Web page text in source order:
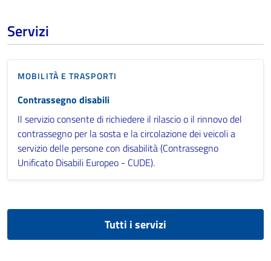
Servizi
MOBILITÀ E TRASPORTI
Contrassegno disabili
Il servizio consente di richiedere il rilascio o il rinnovo del
contrassegno per la sosta e la circolazione dei veicoli a
servizio delle persone con disabilità (Contrassegno
Unificato Disabili Europeo - CUDE).
Tutti i servizi